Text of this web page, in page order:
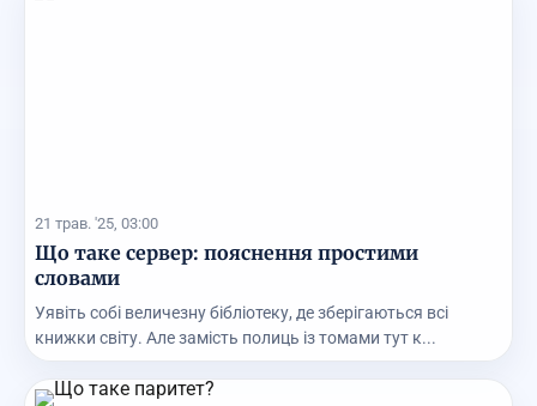
21 трав. '25, 03:00
Що таке сервер: пояснення простими
словами
Уявіть собі величезну бібліотеку, де зберігаються всі
книжки світу. Але замість полиць із томами тут к...